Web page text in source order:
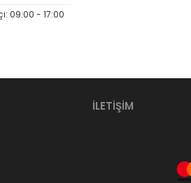
09:00 - 17:00
İLETİŞİM